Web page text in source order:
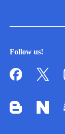
Follow us!